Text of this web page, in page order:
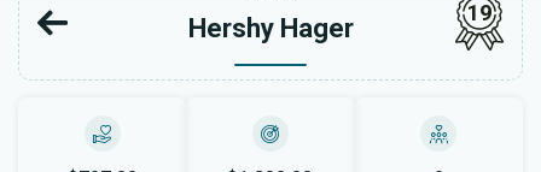
Hershy Hager
19